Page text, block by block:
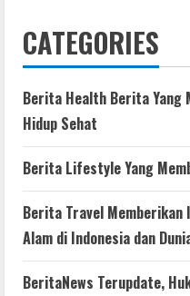
CATEGORIES
Berita Health Berita Yang
Hidup Sehat
Berita Lifestyle Yang
Berita Travel Memberikan
Alam di Indonesia dan
BeritaNews Terupdate,